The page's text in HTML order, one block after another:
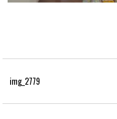
img_2779